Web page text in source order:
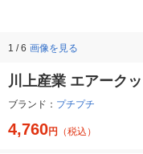
1 / 6 画像を見る
川上産業 エアーク
ブランド： プチプチ
4,760円 （税込）